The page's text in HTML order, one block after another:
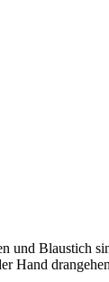
Blaustich
Hand